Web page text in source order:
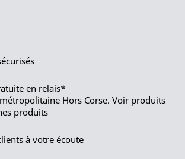
en relais*
Hors Corse. Voir produits
produits
à votre écoute